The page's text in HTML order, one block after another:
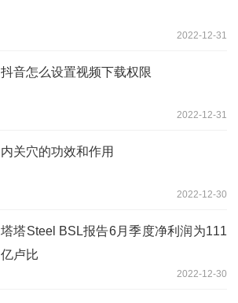
2022-12-31
抖音怎么设置视频下载权限
2022-12-31
内关穴的功效和作用
2022-12-30
塔塔Steel BSL报告6月季度净利润为111
亿卢比
2022-12-30